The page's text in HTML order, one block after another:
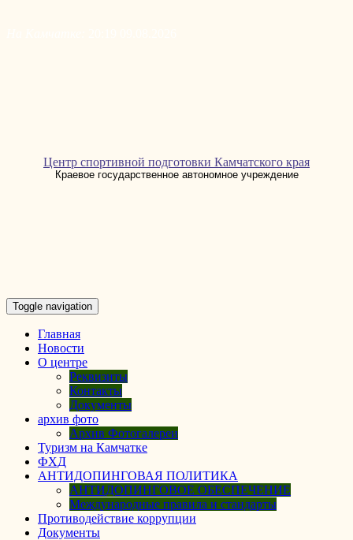
Центр спортивной подготовки Камчатского края
Краевое государственное автономное учреждение
Toggle navigation
Главная
Новости
О центре
Реквизиты
Контакты
Документы
архив фото
Архив Фотогалереи
Туризм на Камчатке
ФХД
АНТИДОПИНГОВАЯ ПОЛИТИКА
АНТИДОПИНГОВОЕ ОБЕСПЕЧЕНИЕ
Международные правила и стандарты
Противодействие коррупции
Документы